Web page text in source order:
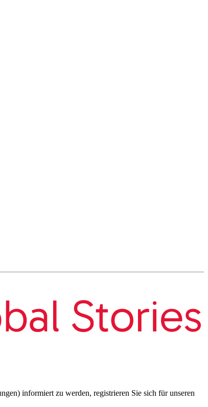
informiert zu werden, registrieren Sie sich für unseren